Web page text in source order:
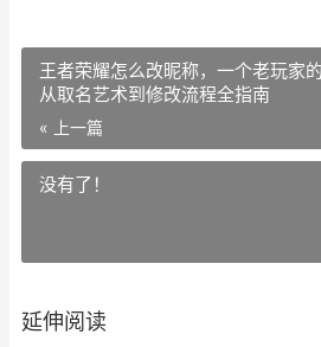
王者荣耀怎么改昵称，一个老玩家
从取名艺术到修改流程全指南
« 上一篇
没有了！
延伸阅读